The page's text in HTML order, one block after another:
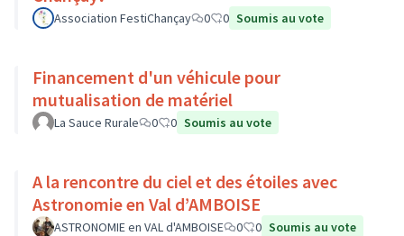
Association FestiChançay 0 0 Soumis au vote
Financement d'un véhicule pour
mutualisation de matériel
La Sauce Rurale 0 0 Soumis au vote
A la rencontre du ciel et des étoiles avec
Astronomie en Val d’AMBOISE
ASTRONOMIE en VAL d'AMBOISE 0 0 Soumis au vote